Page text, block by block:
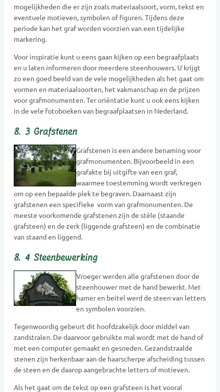
mogelijkheden die er zijn zoals materiaalsoort, vorm, tekst en
eventuele motieven, symbolen of figuren. Tijdens deze
periode kan het graf worden voorzien van een tijdelijke
markering.
Voor inspiratie kunt u eens gaan kijken op een begraafplaats
en u laten informeren door meerdere steenhouwers. U krijgt
zo een goed beeld van de vele mogelijkheden als het gaat om
vormen en materiaalsoorten, het vakmanschap en de prijzen
voor grafmonumenten. Ter oriëntatie kunt u ook eens kijken
in de vele fotoboeken van begraafplaatsen in Nederland.
8. 3 Grafstenen
Grafstenen is een andere benaming voor
grafmonumenten. Bijvoorbeeld in een
grafakte bij uitgifte van een graf,
waarmee toestemming wordt verkregen
om op een bepaalde plek te begraven. Daarnaast zijn
grafstenen een specifieke vorm van grafmonumenten. De
meeste voorkomende grafstenen zijn de stèle (staande
grafsteen) en de zerk (liggende grafsteen) en de combinatie
van staand en liggend.
8. 4 Steenbewerking
Vroeger werden alle grafstenen door de
steenhouwer met de hand bewerkt. Met
hamer en beitel werd de steen van letters
en symbolen voorzien.
Tegenwoordig gebeurt dit hoofdzakelijk door middel van
zandstralen. De daarvoor gebruikte mal wordt met de hand of
met een computer gemaakt en gesneden. Gezandstraalde
stenen zijn herkenbaar aan de haarscherpe afscheiding tussen
de steen en de daarop aangebrachte letters of motieven.
Als het gaat om de tekst op een grafsteen is het vooral